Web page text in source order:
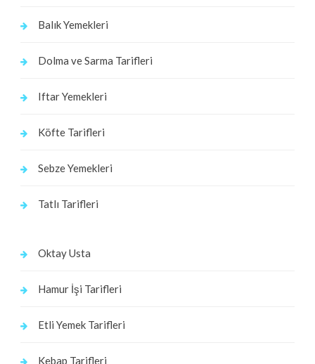
Balık Yemekleri
Dolma ve Sarma Tarifleri
Iftar Yemekleri
Köfte Tarifleri
Sebze Yemekleri
Tatlı Tarifleri
Oktay Usta
Hamur İşi Tarifleri
Etli Yemek Tarifleri
Kebap Tarifleri